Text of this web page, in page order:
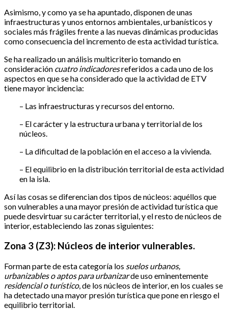
Asimismo, y como ya se ha apuntado, disponen de unas
infraestructuras y unos entornos ambientales, urbanísticos y
sociales más frágiles frente a las nuevas dinámicas producidas
como consecuencia del incremento de esta actividad turística.
Se ha realizado un análisis multicriterio tomando en
consideración cuatro indicadoresreferidos a cada uno de los
aspectos en que se ha considerado que la actividad de ETV
tiene mayor incidencia:
– Las infraestructuras y recursos del entorno.
– El carácter y la estructura urbana y territorial de los
núcleos.
– La dificultad de la población en el acceso a la vivienda.
– El equilibrio en la distribución territorial de esta actividad
en la isla.
Así las cosas se diferencian dos tipos de núcleos: aquéllos que
son vulnerables a una mayor presión de actividad turística que
puede desvirtuar su carácter territorial, y el resto de núcleos de
interior, estableciendo las zonas siguientes:
Zona 3 (Z3): Núcleos de interior vulnerables.
Forman parte de esta categoría los suelos urbanos,
urbanizables o aptos para urbanizarde uso eminentemente
residencial o turístico, de los núcleos de interior, en los cuales se
ha detectado una mayor presión turística que pone en riesgo el
equilibrio territorial.